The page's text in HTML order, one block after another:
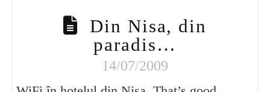
Din Nisa, din
paradis…
14/07/2009